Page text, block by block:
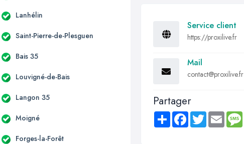
Lanhélin
Saint-Pierre-de-Plesguen
Bais 35
Louvigné-de-Bais
Langon 35
Moigné
Forges-la-Forêt
Service client
https://proxilive.fr
Mail
contact@proxilive.fr
Partager
Share FacebookTwitter Email